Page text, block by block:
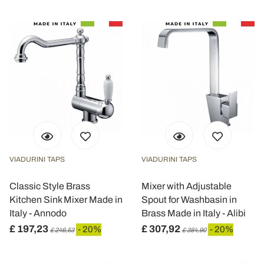
VIADURINI TAPS
Classic Style Brass
Kitchen Sink Mixer Made in
Italy - Annodo
£ 197,23 £ 246,53 - 20%
VIADURINI TAPS
Mixer with Adjustable
Spout for Washbasin in
Brass Made in Italy - Alibi
£ 307,92 £ 384,90 - 20%